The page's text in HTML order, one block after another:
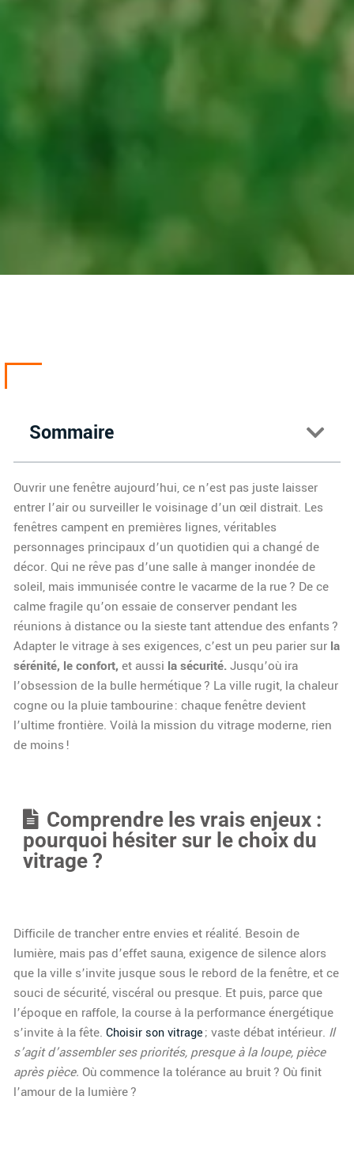
Sommaire
Ouvrir une fenêtre aujourd’hui, ce n’est pas juste laisser
entrer l’air ou surveiller le voisinage d’un œil distrait. Les
fenêtres campent en premières lignes, véritables
personnages principaux d’un quotidien qui a changé de
décor. Qui ne rêve pas d’une salle à manger inondée de
soleil, mais immunisée contre le vacarme de la rue ? De ce
calme fragile qu’on essaie de conserver pendant les
réunions à distance ou la sieste tant attendue des enfants ?
Adapter le vitrage à ses exigences, c’est un peu parier sur la
sérénité, le confort, et aussi la sécurité.Jusqu’où ira
l’obsession de la bulle hermétique ? La ville rugit, la chaleur
cogne ou la pluie tambourine : chaque fenêtre devient
l’ultime frontière. Voilà la mission du vitrage moderne, rien
de moins !
Comprendre les vrais enjeux :
pourquoi hésiter sur le choix du
vitrage ?
Difficile de trancher entre envies et réalité. Besoin de
lumière, mais pas d’effet sauna, exigence de silence alors
que la ville s’invite jusque sous le rebord de la fenêtre, et ce
souci de sécurité, viscéral ou presque. Et puis, parce que
l’époque en raffole, la course à la performance énergétique
s’invite à la fête. Choisir son vitrage; vaste débat intérieur. Il
s’agit d’assembler ses priorités, presque à la loupe, pièce
après pièce. Où commence la tolérance au bruit ? Où finit
l’amour de la lumière ?